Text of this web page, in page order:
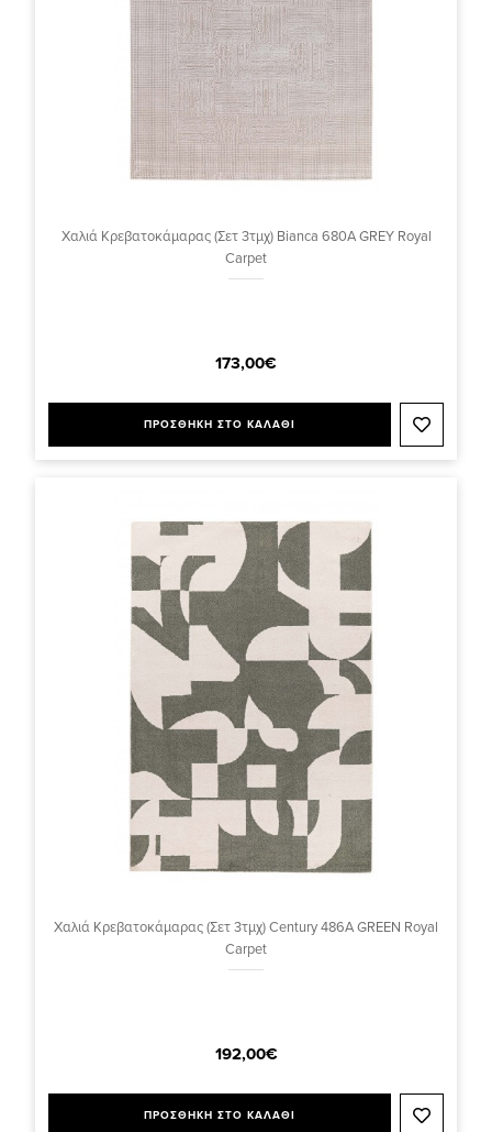
Χαλιά Κρεβατοκάμαρας (Σετ 3τμχ) Bianca 680A GREY Royal
Carpet
173,00€
ΠΡΟΣΘΗΚΗ ΣΤΟ ΚΑΛΑΘΙ
Χαλιά Κρεβατοκάμαρας (Σετ 3τμχ) Century 486A GREEN Royal
Carpet
192,00€
ΠΡΟΣΘΗΚΗ ΣΤΟ ΚΑΛΑΘΙ